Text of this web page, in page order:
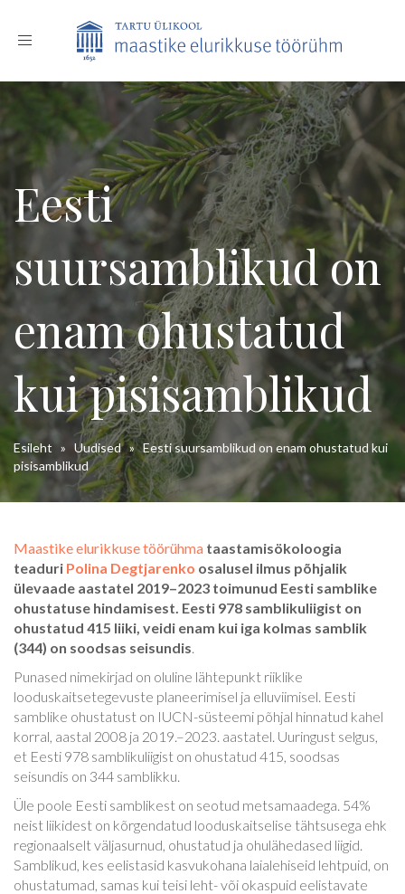
Toggle
Eesti
suursamblikud on
enam ohustatud
kui pisisamblikud
Esileht » Uudised»Eesti suursamblikud on enam ohustatud kui
pisisamblikud
Maastike elurikkuse töörühma taastamisökoloogia
teaduri Polina Degtjarenko osalusel ilmus põhjalik
ülevaade aastatel 2019–2023 toimunud Eesti samblike
ohustatuse hindamisest. Eesti 978 samblikuliigist on
ohustatud 415 liiki, veidi enam kui iga kolmas samblik
(344) on soodsas seisundis.
Punased nimekirjad on oluline lähtepunkt riiklike
looduskaitsetegevuste planeerimisel ja elluviimisel. Eesti
samblike ohustatust on IUCN-süsteemi põhjal hinnatud kahel
korral, aastal 2008 ja 2019.–2023. aastatel. Uuringust selgus,
et Eesti 978 samblikuliigist on ohustatud 415, soodsas
seisundis on 344 samblikku.
Üle poole Eesti samblikest on seotud metsamaadega. 54%
neist liikidest on kõrgendatud looduskaitselise tähtsusega ehk
regionaalselt väljasurnud, ohustatud ja ohulähedased liigid.
Samblikud, kes eelistasid kasvukohana laialehiseid lehtpuid, on
ohustatumad, samas kui teisi leht- või okaspuid eelistavate